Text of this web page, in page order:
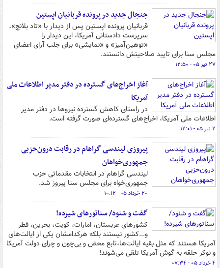
جنجال جدید در پرونده قربانیان اپستین
قربانیان پرونده اپستین پس از دیدار با «تاد بلانچ»،
سرپرست دادستانی آمریکا، این دیدار را
«توهین‌آمیز» و «نمایشی» برای جلب آرای اعضای
مجلس سنا برای تایید صلاحیتش دانستند.
۲۷ تیر ۰۵ - ۱۲:۵۰
آغاز اخراج‌های گسترده در دفتر مدیر اطلاعات ملی
آمریکا
در راستای کاهش گسترده نیروها در دفتر مدیر
اطلاعات ملی آمریکا، اخراج‌های گسترده‌ای صورت گرفته است.
۲ تیر ۰۵ - ۱۲:۰۱
پیروزی لیندسی گراهام در رقابت درون‌حزبی
جمهوری‌خواهان
لیندسی گراهام در انتخابات مقدماتی حزب
جمهوری‌خواه برای مجلس سنا پیروز شد.
۲۰ خرداد ۰۵ - ۱۰:۱۲
گفت و شنود/ سناتورهای شیرده!
کشورهای عربستان، امارات، کویت، بحرین، قطر
و...کشور نیستند بلکه هرکدامشان یکی از ایالت‌های
آمریکا هستند که مثل بقیه ایالت‌ها،تابع محض و بی‌چون و چرای دولت آمریکا
و نوکر حلقه به گوش آمریکا تلقی می‌شوند!
۴ خرداد ۰۵ - ۰۷:۳۴